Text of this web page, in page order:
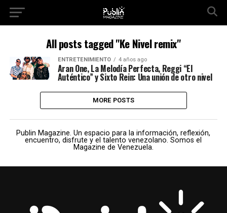
All posts tagged "Ke Nivel remix"
ENTRETENIMIENTO 4 años ago
Aran One, La Melodía Perfecta, Reggi “El
Auténtico” y Sixto Rein: Una unión de otro nivel
MORE POSTS
Publin Magazine. Un espacio para la información, reflexión,
encuentro, disfrute y el talento venezolano. Somos el
Magazine de Venezuela.